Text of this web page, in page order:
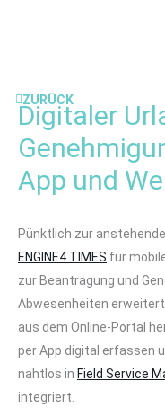
ZURÜCK
Digitaler
App und
Pünktlich zur
ENGINE4.TIMES für
zur Beantragung und
Abwesenheiten
aus dem Online-Portal
per App digital erfassen
nahtlos in Field Service
integriert.